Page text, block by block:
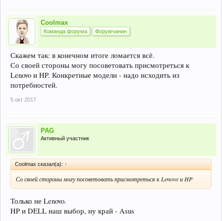
Coolmax
Команда форума Форумчанин
Скажем так: в конечном итоге ломается всё.
Со своей стороны могу посоветовать присмотреться к
Lenovo и HP. Конкретные модели - надо исходить из
потребностей.
5 окт 2017
PAG
Активный участник
Coolmax сказал(а): ↑
Со своей стороны могу посоветовать присмотреться к Lenovo и HP
Только не Lenovo.
HP и DELL наш выбор, ну край - Asus